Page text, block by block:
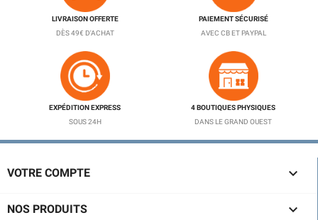
LIVRAISON OFFERTE
DÈS 49€ D'ACHAT
PAIEMENT SÉCURISÉ
AVEC CB ET PAYPAL
EXPÉDITION EXPRESS
SOUS 24H
4 BOUTIQUES PHYSIQUES
DANS LE GRAND OUEST
VOTRE COMPTE 
NOS PRODUITS 